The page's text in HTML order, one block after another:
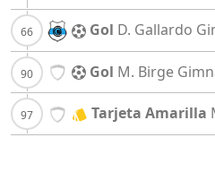
Gol D. Gallardo
Gol M. Birge
Tarjeta Amarilla